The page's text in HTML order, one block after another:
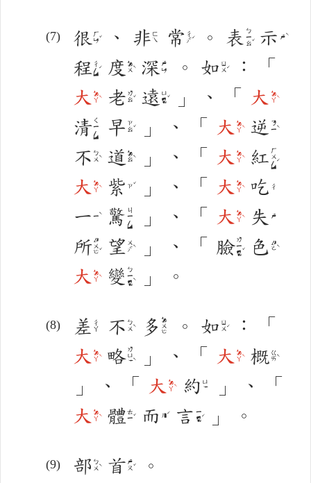
很 ㄏㄣˇ 、 非ㄈㄟ 常ㄔㄤˊ 。 表 ㄅㄧㄠˇ 示 ㄕˋ
程 ㄔㄥˊ 度 ㄉㄨˋ 深 ㄕㄣ 。 如 ㄖㄨˊ ：
「
大 ㄉㄚˋ 老ㄌㄠˇ 遠 ㄩㄢˇ 」 、 「 大 ㄉㄚˋ
清ㄑㄧㄥ 早 ㄗㄠˇ 」 、 「 大 ㄉㄚˋ 逆 ㄋㄧˋ
不 ㄅㄨˋ 道 ㄉㄠˋ 」 、 「 大 ㄉㄚˋ 紅ㄏㄨㄥˊ
大 ㄉㄚˋ 紫 ㄗˇ 」 、 「 大 ㄉㄚˋ 吃 ㄔ
一 ㄧˋ 驚ㄐㄧㄥ 」 、 「 大 ㄉㄚˋ 失 ㄕ
所ㄙㄨㄛˇ 望 ㄨㄤˋ 」 、 「 臉ㄌㄧㄢˇ 色 ㄙㄜˋ
大 ㄉㄚˋ 變ㄅㄧㄢˋ 」 。
差 ㄔㄚ 不 ㄅㄨˋ 多 ㄉㄨㄛ 。 如 ㄖㄨˊ ：
「
大 ㄉㄚˋ 略ㄌㄩㄝˋ 」 、 「 大 ㄉㄚˋ 概ㄍㄞˋ
」 、 「 大 ㄉㄚˋ 約 ㄩㄝ 」 、
「
大 ㄉㄚˋ 體ㄊㄧˇ 而 ㄦˊ 言 ㄧㄢˊ 」 。
部 ㄅㄨˋ 首ㄕㄡˇ 。